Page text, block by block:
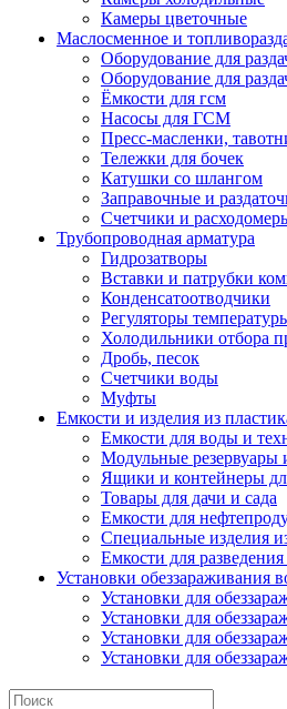
Камеры цветочные
Маслосменное и
Оборудование для
Оборудование для
Ёмкости для гсм
Насосы для ГСМ
Пресс-масленки,
Тележки для бочек
Катушки со шлангом
Заправочные и
Счетчики и
Трубопроводная арматура
Гидрозатворы
Вставки и патрубки
Конденсатоотводчики
Регуляторы
Холодильники отбора
Дробь, песок
Счетчики воды
Муфты
Емкости и изделия из
Емкости для воды и
Модульные резервуары
Ящики и контейнеры
Товары для дачи и сада
Емкости для
Специальные изделия
Емкости для
Установки обеззараживания
Установки для
Установки для
Установки для
Установки для